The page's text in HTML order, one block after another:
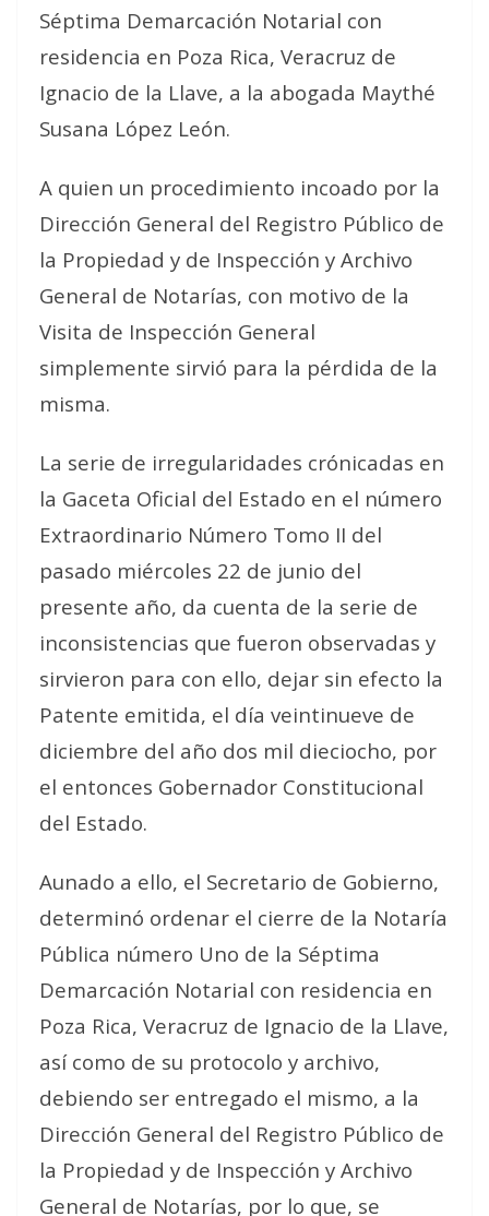
Séptima Demarcación Notarial con
residencia en Poza Rica, Veracruz de
Ignacio de la Llave, a la abogada Maythé
Susana López León.
A quien un procedimiento incoado por la
Dirección General del Registro Público de
la Propiedad y de Inspección y Archivo
General de Notarías, con motivo de la
Visita de Inspección General
simplemente sirvió para la pérdida de la
misma.
La serie de irregularidades crónicadas en
la Gaceta Oficial del Estado en el número
Extraordinario Número Tomo II del
pasado miércoles 22 de junio del
presente año, da cuenta de la serie de
inconsistencias que fueron observadas y
sirvieron para con ello, dejar sin efecto la
Patente emitida, el día veintinueve de
diciembre del año dos mil dieciocho, por
el entonces Gobernador Constitucional
del Estado.
Aunado a ello, el Secretario de Gobierno,
determinó ordenar el cierre de la Notaría
Pública número Uno de la Séptima
Demarcación Notarial con residencia en
Poza Rica, Veracruz de Ignacio de la Llave,
así como de su protocolo y archivo,
debiendo ser entregado el mismo, a la
Dirección General del Registro Público de
la Propiedad y de Inspección y Archivo
General de Notarías, por lo que, se